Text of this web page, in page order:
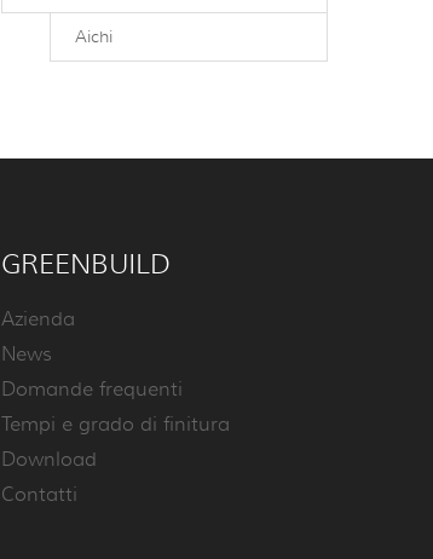
Aichi
GREENBUILD
Azienda
News
Domande frequenti
Tempi e grado di finitura
Download
Contatti